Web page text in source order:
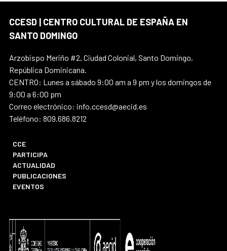
CCESD | CENTRO CULTURAL DE ESPAÑA EN
SANTO DOMINGO
Arzobispo Meriño #2, Ciudad Colonial, Santo Domingo,
República Dominicana.
CENTRO: Lunes a sábado 9:00 am a 9 pm y los domingos de
9:00 a 6:00 pm
Correo electrónico: info.ccesd@aecid.es
Teléfono: 809.686.8212
CCE
PARTICIPA
ACTUALIDAD
PUBLICACIONES
EVENTOS